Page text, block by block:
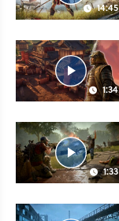
14:45
1:34
1:33